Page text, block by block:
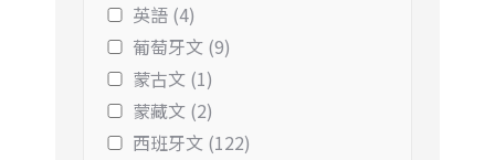
英語 (4)
葡萄牙文 (9)
蒙古文 (1)
蒙藏文 (2)
西班牙文 (122)